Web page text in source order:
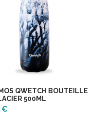
QWETCH BOUTEILLE
500ML
€